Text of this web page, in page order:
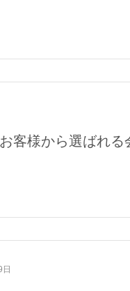
様から選ばれる
日